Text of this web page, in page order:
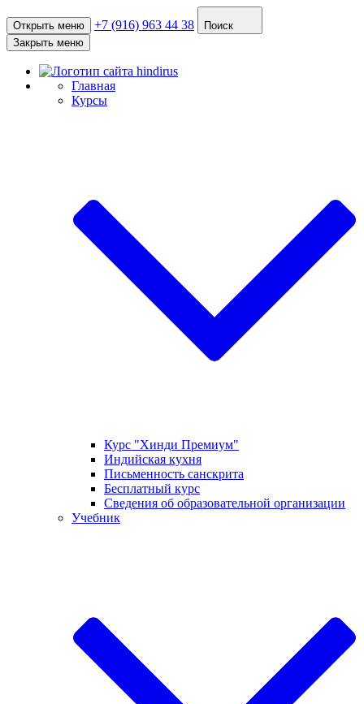
Открыть меню +7 (916) 963 44 38
Поиск
Закрыть меню
Главная
Курсы
Курс "Хинди Премиум"
Индийская кухня
Письменность санскрита
Бесплатный курс
Сведения об образовательной организации
Учебник